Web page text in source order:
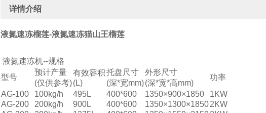
详情介绍
液氮速冻榴莲-液氮速冻猫山王榴莲
液氮速冻机--规格
型号
预计产量
(仅供参考)
有效容积
(L)
托盘尺寸
(深*宽mm)
外形尺寸
(深*宽*高mm)
功率
AG-100
100kg/h 495L 400*600 1350×900×1850
1KW
AG-200
200kg/h 900L 400*600 1350×1300×18502KW